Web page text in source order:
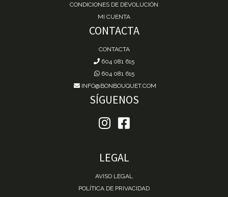
CONDICIONES DE DEVOLUCIÓN
MI CUENTA
CONTACTA
CONTACTA
604 081 615
604 081 615
INFO@BONBOUQUET.COM
SÍGUENOS
LEGAL
AVISO LEGAL
POLÍTICA DE PRIVACIDAD